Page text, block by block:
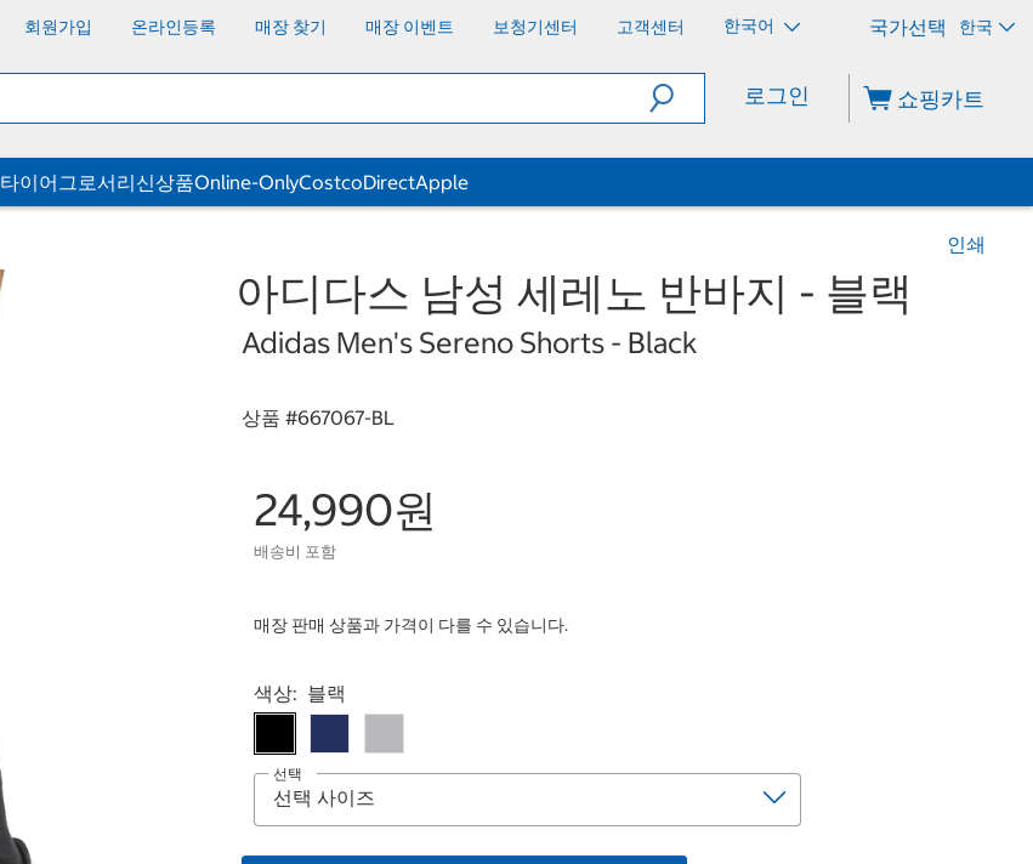
회원가입 온라인등록 매장 찾기 매장 이벤트 보청기센터 고객센터 한국어 한국
로그인 쇼핑카트
타이어그로서리신상품Online-OnlyCostcoDirectApple
인쇄
아디다스 남성 세레노 반바지 - 블랙
Adidas Men's Sereno Shorts - Black
상품 #667067-BL
24,990원
배송비 포함
매장 판매 상품과 가격이 다를 수 있습니다.
Select product
색상: 블랙
선택